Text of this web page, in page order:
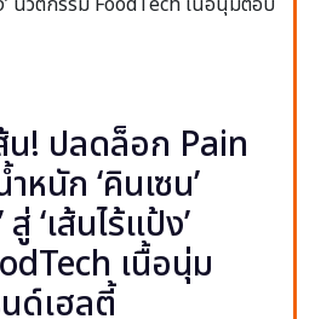
! ปลดล็อก Pain
นัก ‘คินเซน’
‘เส้นไร้แป้ง’
เนื้อนุ่ม
ด์เฮลตี้